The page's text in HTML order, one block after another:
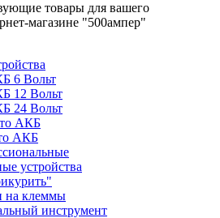
товары для вашего
магазине "500ампер"
6 Вольт
12 Вольт
24 Вольт
АКБ
АКБ
устройства
на клеммы
инструмент